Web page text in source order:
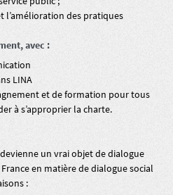
l’amélioration des pratiques
avec :
LINA
et de formation pour tous
à s’approprier la charte.
un vrai objet de dialogue
en matière de dialogue social
: